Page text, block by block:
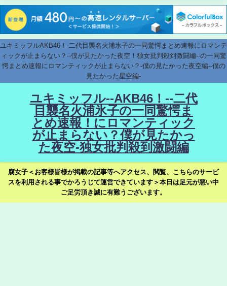
ユキミッフルAKB46！-二代目襲名火浦氷子の一同驚愕まとめ速報にロマンテ
ィックが止まらない？--僕が見たかった夜空！独女批判殺到激闘編--の一同驚
愕まとめ速報にロマンティックが止まらない？-僕の見たかった夜空編--僕の
見たかった星空編-
ユキミッフル--AKB46！--二代
目襲名火浦氷子の一同驚愕ま
とめ速報！にロマンティック
が止まらない？僕が見たかっ
た夜空-独女批判殺到激闘編
腐女子＜お客様皆様が掲載の記事等へアクセス、閲覧、こちらのサービ
スを利用される事でかろうじて運営できています＞本日は足元が悪い中
ご足労頂き誠に有難うございます。